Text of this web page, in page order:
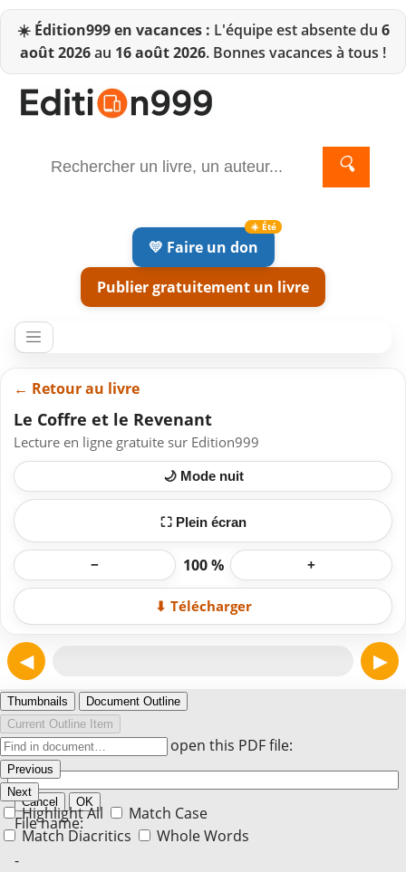
☀️ Édition999 en vacances : L'équipe est absente du 6
août 2026au 16 août 2026. Bonnes vacances à tous !
🔍
💛 Faire un don
Publier gratuitement un livre
← Retour au livre
Le Coffre et le Revenant
Lecture en ligne gratuite sur Edition999
🌙 Mode nuit
⛶ Plein écran
− 100 % +
⬇ Télécharger
◀ ▶
Thumbnails
Document Outline
Current Outline Item
Previous
Next
Highlight All
Match Case
Match Diacritics
Whole Words
Enter the password to open this PDF file:
Cancel OK
File name:
-